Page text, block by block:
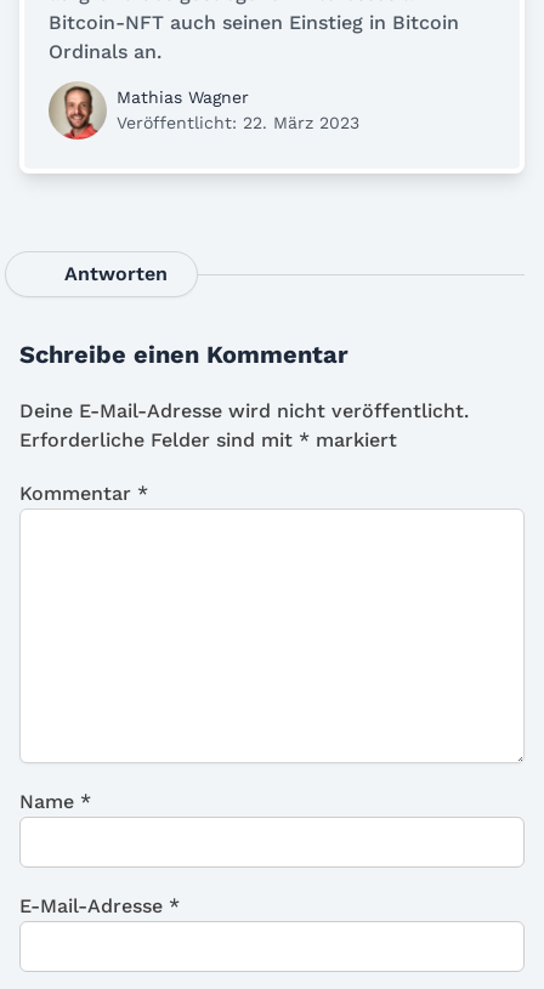
Bitcoin-NFT auch seinen Einstieg in Bitcoin
Ordinals an.
Mathias Wagner
Veröffentlicht: 22. März 2023
Antworten
Schreibe einen Kommentar
Deine E-Mail-Adresse wird nicht veröffentlicht.
Erforderliche Felder sind mit * markiert
Kommentar *
Name *
E-Mail-Adresse *